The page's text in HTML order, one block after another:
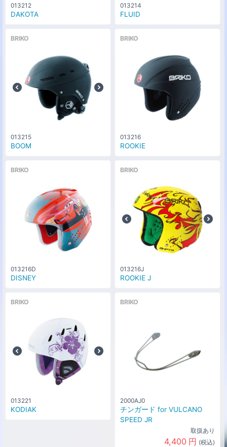
013212
DAKOTA
013214
FLUID
BRIKO
013215
BOOM
BRIKO
013216
ROOKIE
BRIKO
013216D
DISNEY
BRIKO
013216J
ROOKIE J
BRIKO
013221
KODIAK
BRIKO
2000AJ0
チンガード for VULCANO
SPEED JR
取扱あり
4,400 円 (税込)